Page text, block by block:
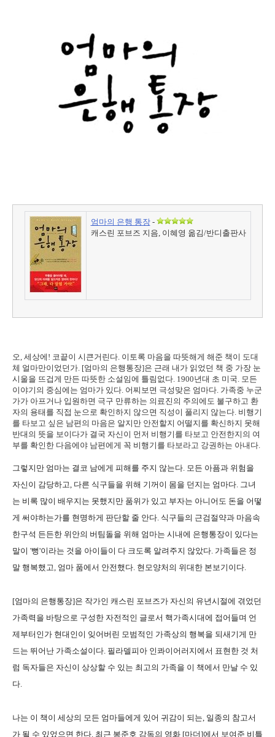
엄마의 은행 통장-
캐스린 포브즈 지음, 이혜영 옮김/반디출판사
오, 세상에! 코끝이 시큰거린다. 이토록 마음을 따뜻해게 해준 책이 도대
체 얼마만이었던가. [엄마의 은행통장]은 근래 내가 읽었던 책 중 가장 눈
시울을 뜨겁게 만든 따뜻한 소설임에 틀림없다. 1900년대 초 미국. 모든
이야기의 중심에는 엄마가 있다. 어찌보면 극성맞은 엄마다. 가족중 누군
가가 아프거나 입원하면 극구 만류하는 의료진의 주의에도 불구하고 환
자의 용태를 직접 눈으로 확인하지 않으면 직성이 풀리지 않는다. 비행기
를 타보고 싶은 남편의 마음은 알지만 안전할지 어떨지를 확신하지 못해
반대의 뜻을 보이다가 결국 자신이 먼저 비행기를 타보고 안전한지의 여
부를 확인한 다음에야 남편에게 꼭 비행기를 타보라고 강권하는 아내다.
그렇지만 엄마는 결코 남에게 피해를 주지 않는다. 모든 아픔과 위험을
자신이 감당하고, 다른 식구들을 위해 기꺼이 몸을 던지는 엄마다. 그녀
는 비록 많이 배우지는 못했지만 품위가 있고 부자는 아니어도 돈을 어떻
게 써야하는가를 현명하게 판단할 줄 안다. 식구들의 근검절약과 마음속
한구석 든든한 위안의 버팀돌을 위해 엄마는 시내에 은행통장이 있다는
말이 '뻥'이라는 것을 아이들이 다 크도록 알려주지 않았다. 가족들은 정
말 행복했고, 엄마 품에서 안전했다. 현모양처의 위대한 본보기이다.
[엄마의 은행통장]은 작가인 캐스린 포브즈가 자신의 유년시절에 겪었던
가족력을 바탕으로 구성한 자전적인 글로서 핵가족시대에 접어들며 언
제부터인가 현대인이 잊어버린 모범적인 가족상의 행복을 되새기게 만
드는 뛰어난 가족소설이다. 필라델피아 인콰이어러지에서 표현한 것 처
럼 독자들은 자신이 상상할 수 있는 최고의 가족을 이 책에서 만날 수 있
다.
나는 이 책이 세상의 모든 엄마들에게 있어 귀감이 되는, 일종의 참고서
가 될 수 있었으면 한다. 최근 봉준호 감독의 영화 [마더]에서 보여준 비틀